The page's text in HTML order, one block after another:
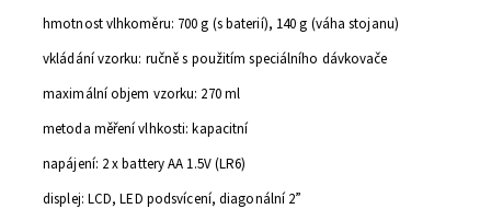
hmotnost vlhkoměru: 700 g (s baterií), 140 g (váha stojanu)
vkládání vzorku: ručně s použitím speciálního dávkovače
maximální objem vzorku: 270 ml
metoda měření vlhkosti: kapacitní
napájení: 2 x battery AA 1.5V (LR6)
displej: LCD, LED podsvícení, diagonální 2”